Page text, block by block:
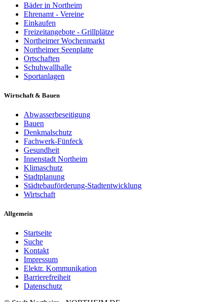
Bäder in Northeim
Ehrenamt - Vereine
Einkaufen
Freizeitangebote - Grillplätze
Northeimer Wochenmarkt
Northeimer Seenplatte
Ortschaften
Schuhwallhalle
Sportanlagen
Wirtschaft & Bauen
Abwasserbeseitigung
Bauen
Denkmalschutz
Fachwerk-Fünfeck
Gesundheit
Innenstadt Northeim
Klimaschutz
Stadtplanung
Städtebauförderung-Stadtentwicklung
Wirtschaft
Allgemein
Startseite
Suche
Kontakt
Impressum
Elektr. Kommunikation
Barrierefreiheit
Datenschutz